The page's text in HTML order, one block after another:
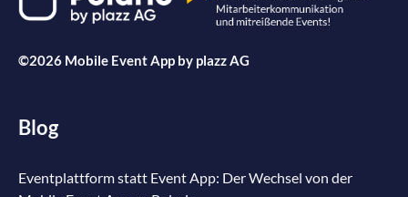
©2026 Mobile Event App by plazz AG
Blog
Eventplattform statt Event App: Der Wechsel von der